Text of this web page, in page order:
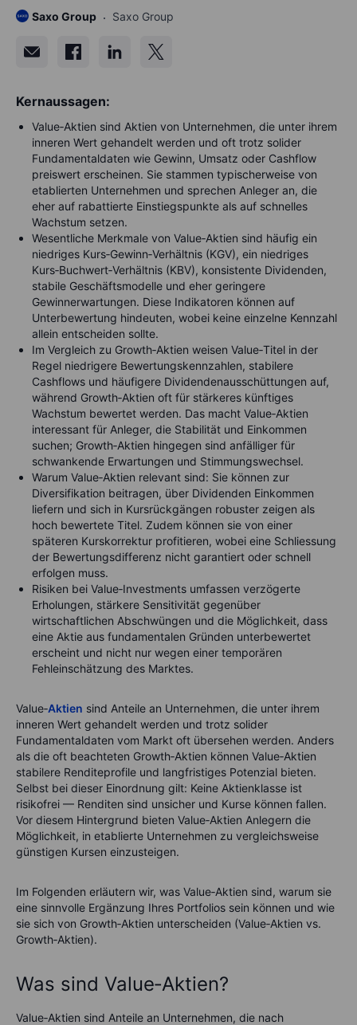
Saxo Group Saxo Group
Kernaussagen:
Value‑Aktien sind Aktien von Unternehmen, die unter ihrem
inneren Wert gehandelt werden und oft trotz solider
Fundamentaldaten wie Gewinn, Umsatz oder Cashflow
preiswert erscheinen. Sie stammen typischerweise von
etablierten Unternehmen und sprechen Anleger an, die
eher auf rabattierte Einstiegspunkte als auf schnelles
Wachstum setzen.
Wesentliche Merkmale von Value‑Aktien sind häufig ein
niedriges Kurs‑Gewinn‑Verhältnis (KGV), ein niedriges
Kurs‑Buchwert‑Verhältnis (KBV), konsistente Dividenden,
stabile Geschäftsmodelle und eher geringere
Gewinnerwartungen. Diese Indikatoren können auf
Unterbewertung hindeuten, wobei keine einzelne Kennzahl
allein entscheiden sollte.
Im Vergleich zu Growth‑Aktien weisen Value‑Titel in der
Regel niedrigere Bewertungskennzahlen, stabilere
Cashflows und häufigere Dividendenausschüttungen auf,
während Growth‑Aktien oft für stärkeres künftiges
Wachstum bewertet werden. Das macht Value‑Aktien
interessant für Anleger, die Stabilität und Einkommen
suchen; Growth‑Aktien hingegen sind anfälliger für
schwankende Erwartungen und Stimmungswechsel.
Warum Value‑Aktien relevant sind: Sie können zur
Diversifikation beitragen, über Dividenden Einkommen
liefern und sich in Kursrückgängen robuster zeigen als
hoch bewertete Titel. Zudem können sie von einer
späteren Kurskorrektur profitieren, wobei eine Schliessung
der Bewertungsdifferenz nicht garantiert oder schnell
erfolgen muss.
Risiken bei Value‑Investments umfassen verzögerte
Erholungen, stärkere Sensitivität gegenüber
wirtschaftlichen Abschwüngen und die Möglichkeit, dass
eine Aktie aus fundamentalen Gründen unterbewertet
erscheint und nicht nur wegen einer temporären
Fehleinschätzung des Marktes.
Value‑Aktien sind Anteile an Unternehmen, die unter ihrem
inneren Wert gehandelt werden und trotz solider
Fundamentaldaten vom Markt oft übersehen werden. Anders
als die oft beachteten Growth‑Aktien können Value‑Aktien
stabilere Renditeprofile und langfristiges Potenzial bieten.
Selbst bei dieser Einordnung gilt: Keine Aktienklasse ist
risikofrei — Renditen sind unsicher und Kurse können fallen.
Vor diesem Hintergrund bieten Value‑Aktien Anlegern die
Möglichkeit, in etablierte Unternehmen zu vergleichsweise
günstigen Kursen einzusteigen.
Im Folgenden erläutern wir, was Value‑Aktien sind, warum sie
eine sinnvolle Ergänzung Ihres Portfolios sein können und wie
sie sich von Growth‑Aktien unterscheiden (Value‑Aktien vs.
Growth‑Aktien).
Was sind Value‑Aktien?
Value‑Aktien sind Anteile an Unternehmen, die nach